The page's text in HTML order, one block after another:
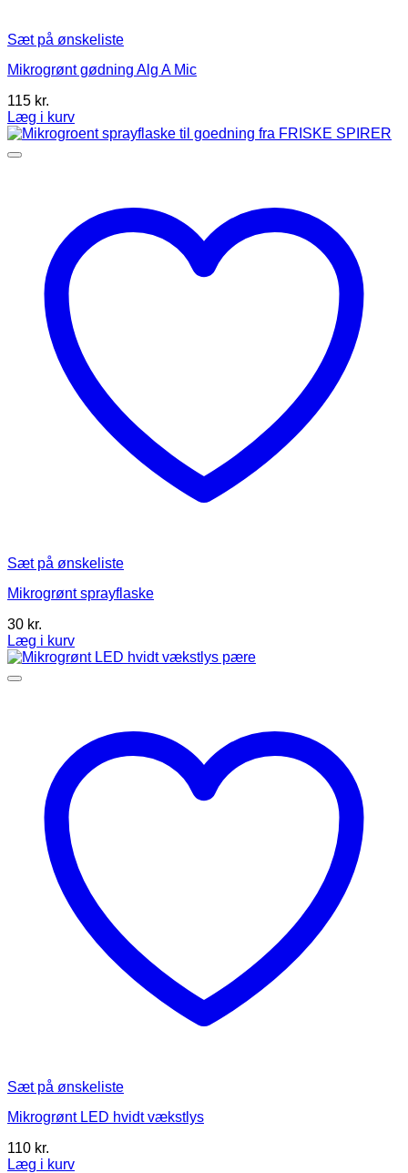
Sæt på ønskeliste
Mikrogrønt gødning Alg A Mic
115 kr.
Læg i kurv
Sæt på ønskeliste
Mikrogrønt sprayflaske
30 kr.
Læg i kurv
Sæt på ønskeliste
Mikrogrønt LED hvidt vækstlys
110 kr.
Læg i kurv